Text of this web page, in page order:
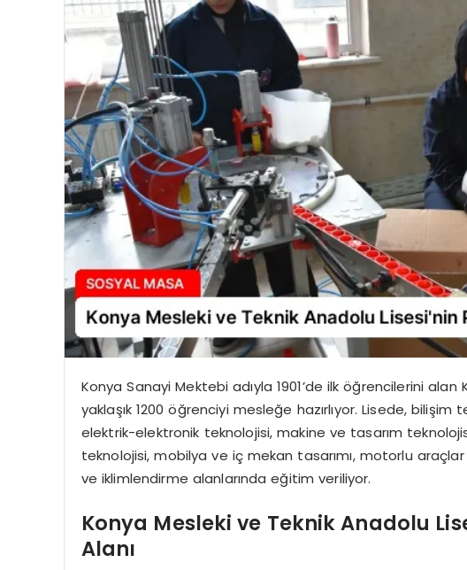
Konya Sanayi Mektebi adıyla 1901’de ilk öğrencilerini
yaklaşık 1200 öğrenciyi mesleğe hazırlıyor. Lisede,
elektrik-elektronik teknolojisi, makine ve tasarım
teknolojisi, mobilya ve iç mekan tasarımı, motorlu
ve iklimlendirme alanlarında eğitim veriliyor.
Konya Mesleki ve Teknik Anadolu
Alanı